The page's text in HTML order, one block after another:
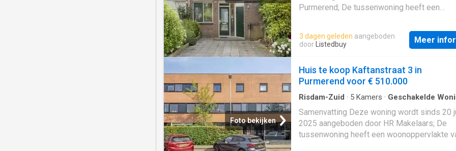
Purmerend; De tussenwoning heeft een
kamers, waarvan 3 slaapkamers; De
gebouwd In 1984 en ligt in de buurt
3 dagen geleden aangeboden
door
Listedbuy Meer
Foto bekijken
Huis te koop Kaftanstraat 3 in
Purmerend voor € 510.000
Risdam-Zuid · 5 Kamers · Geschakelde
Samenvatting Deze woning wordt sinds 20
2025 aangeboden door HR Makelaars; De
tussenwoning heeft een woonoppervlakte